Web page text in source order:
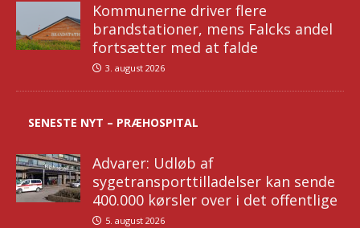
Kommunerne driver flere
brandstationer, mens Falcks andel
fortsætter med at falde
3. august 2026
SENESTE NYT – PRÆHOSPITAL
Advarer: Udløb af
sygetransporttilladelser kan sende
400.000 kørsler over i det offentlige
5. august 2026